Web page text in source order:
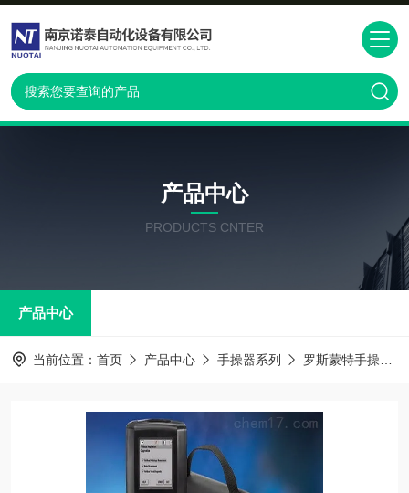
产品中心
PRODUCTS CNTER
产品中心
当前位置： 首页 产品中心 手操器系列 罗斯蒙特手操器